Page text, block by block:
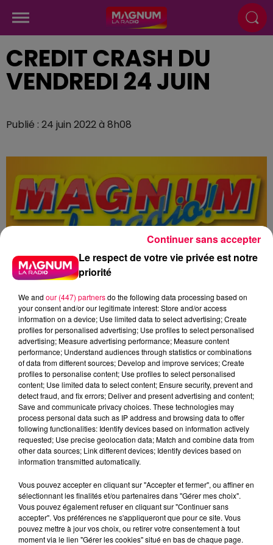
CREDIT CRASH DU
VENDREDI 24 JUIN
Publié : 24 juin 2022 à 8h08
Flash infos
Crédit :Flash infos
podcasts/2022/06/2022-06-24-10-08-
53_20220624_CC.mp3
Le respect de votre vie privée est notre
priorité
We and our (447) partnersdo the following data processing based on
your consent and/or our legitimate interest: Store and/or access
information on a device; Use limited data to select advertising; Create
profiles for personalised advertising; Use profiles to select personalised
advertising; Measure advertising performance; Measure content
performance; Understand audiences through statistics or combinations
of data from different sources; Develop and improve services; Create
profiles to personalise content; Use profiles to select personalised
content; Use limited data to select content; Ensure security, prevent and
detect fraud, and fix errors; Deliver and present advertising and content;
Save and communicate privacy choices. These technologies may
process personal data such as IP address and browsing data to offer
following functionalities: Identify devices based on information actively
requested; Use precise geolocation data; Match and combine data from
other data sources; Link different devices; Identify devices based on
information transmitted automatically.
Vous pouvez accepter en cliquant sur "Accepter et fermer", ou affiner en
sélectionnant les finalités et/ou partenaires dans "Gérer mes choix".
Vous pouvez également refuser en cliquant sur "Continuer sans
accepter". Vos préférences ne s'appliqueront que pour ce site. Vous
pouvez mettre à jour vos choix, ou retirer votre consentement à tout
moment via le lien "Gérer les cookies" situé en bas de chaque page.
Continuer sans accepter